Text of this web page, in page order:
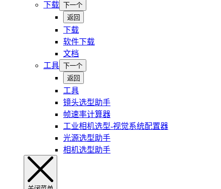
下载
下一个
返回
下载
软件下载
文档
工具
下一个
返回
工具
镜头选型助手
帧速率计算器
工业相机选型-视觉系统配置器
光源选型助手
相机选型助手